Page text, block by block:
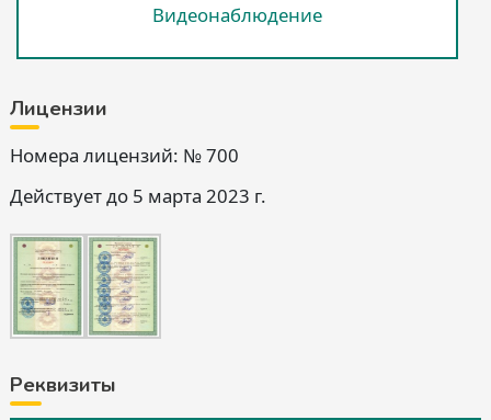
Видеонаблюдение
Лицензии
Номера лицензий: № 700
Действует до 5 марта 2023 г.
Реквизиты